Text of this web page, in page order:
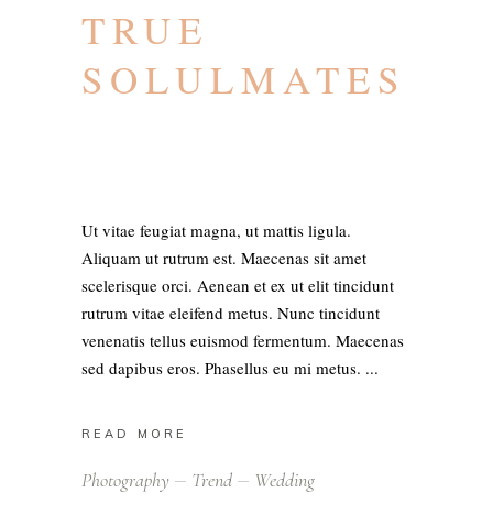
TRUE
SOLULMATES
Ut vitae feugiat magna, ut mattis ligula.
Aliquam ut rutrum est. Maecenas sit amet
scelerisque orci. Aenean et ex ut elit tincidunt
rutrum vitae eleifend metus. Nunc tincidunt
venenatis tellus euismod fermentum. Maecenas
sed dapibus eros. Phasellus eu mi metus.
READ MORE
Photography Trend Wedding